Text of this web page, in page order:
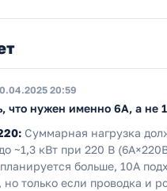
20:59
что нужен именно 6А, а не
Суммарная нагрузка
~1,3 кВт при 220 В
больше, 10А
только если проводка и